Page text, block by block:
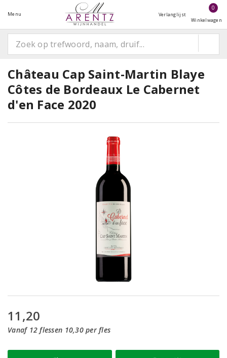
Menu Verlanglijst
0
Winkelwagen
Château Cap Saint-Martin Blaye
Côtes de Bordeaux Le Cabernet
d'en Face 2020
11,20
Vanaf 12 flessen 10,30 per fles